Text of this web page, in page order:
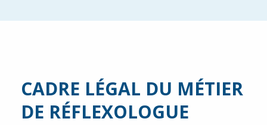
CADRE LÉGAL DU MÉTIER
DE RÉFLEXOLOGUE